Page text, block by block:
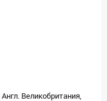
Великобритания,